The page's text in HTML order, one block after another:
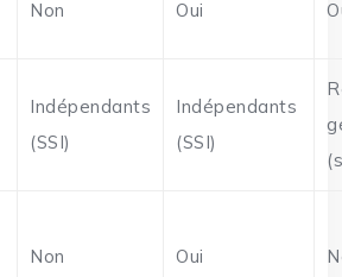
Non Oui
Indépendants
(SSI)
Indépendants
(SSI)
Non Oui